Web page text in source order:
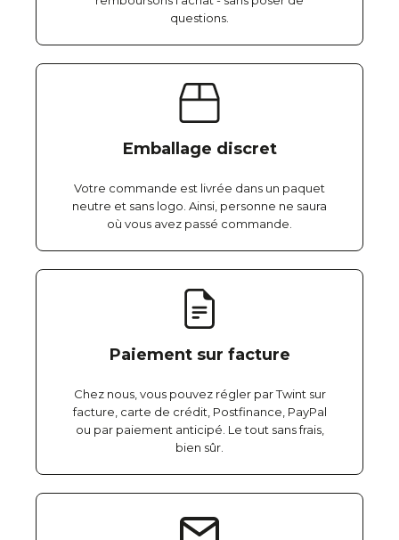
questions.
Emballage discret
Votre commande est livrée dans un paquet
neutre et sans logo. Ainsi, personne ne saura
où vous avez passé commande.
Paiement sur facture
Chez nous, vous pouvez régler par Twint sur
facture, carte de crédit, Postfinance, PayPal
ou par paiement anticipé. Le tout sans frais,
bien sûr.